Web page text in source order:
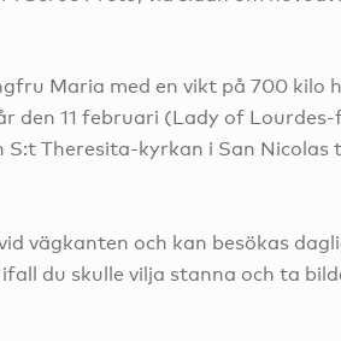
Maria med en vikt på 700 kilo
den 11 februari (Lady of
S:t Theresita-kyrkan i San
vägkanten och kan besökas
du skulle vilja stanna och ta